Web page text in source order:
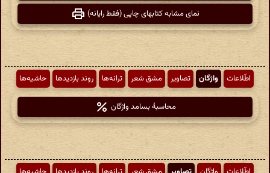
نمای مشابه کتابهای چاپی (فقط رایانه)
اطّلاعات واژگان تصاویر مشق شعر ترانه‌ها روند بازدیدها حاشیه‌ها
محاسبهٔ بسامد واژگان